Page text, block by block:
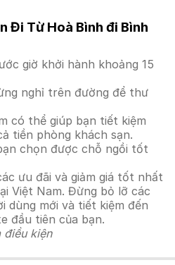
Đi Từ Hoà Bình đi Bình
giờ khởi hành khoảng 15
nghỉ trên đường để thư
có thể giúp bạn tiết kiệm
tiền phòng khách sạn.
chọn được chỗ ngồi tốt
ưu đãi và giảm giá tốt nhất
Việt Nam. Đừng bỏ lỡ các
dùng mới và tiết kiệm đến
đầu tiên của bạn.
điều kiện